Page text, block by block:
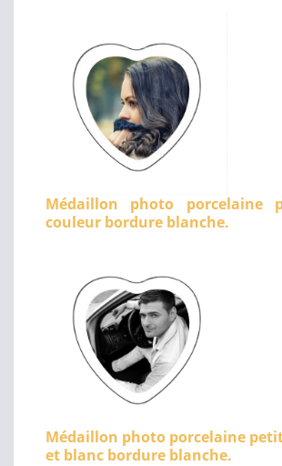
Médaillon photo porcelaine
couleur bordure blanche.
Médaillon photo porcelaine
et blanc bordure blanche.